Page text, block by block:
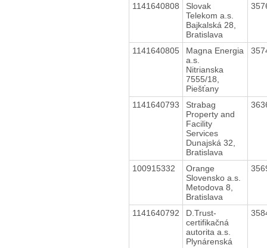
1141640808
Slovak
Telekom a.s.
Bajkalská 28,
Bratislava
1141640805
Magna Energia
a.s.
Nitrianska
7555/18,
Piešťany
1141640793
Strabag
Property and
Facility
Services
Dunajská 32,
Bratislava
100915332
Orange
Slovensko a.s.
Metodova 8,
Bratislava
1141640792
D.Trust-
certifikačná
autorita a.s.
Plynárenská